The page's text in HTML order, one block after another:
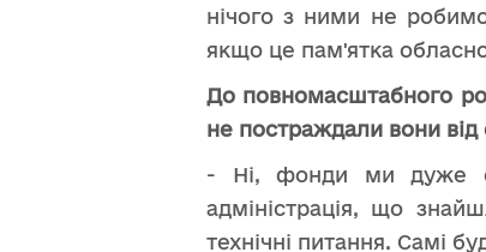
нічого з ними не
якщо це пам'ятка
До повномасштабного
не постраждали вони від
- Ні, фонди ми дуже
адміністрація, що
технічні питання. Самі